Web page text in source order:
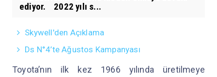
ediyor. 2022 yılı s...
Skywell'den Açıklama
Ds N°4’te Ağustos Kampanyası
Toyota’nın ilk kez 1966 yılında üretilmeye